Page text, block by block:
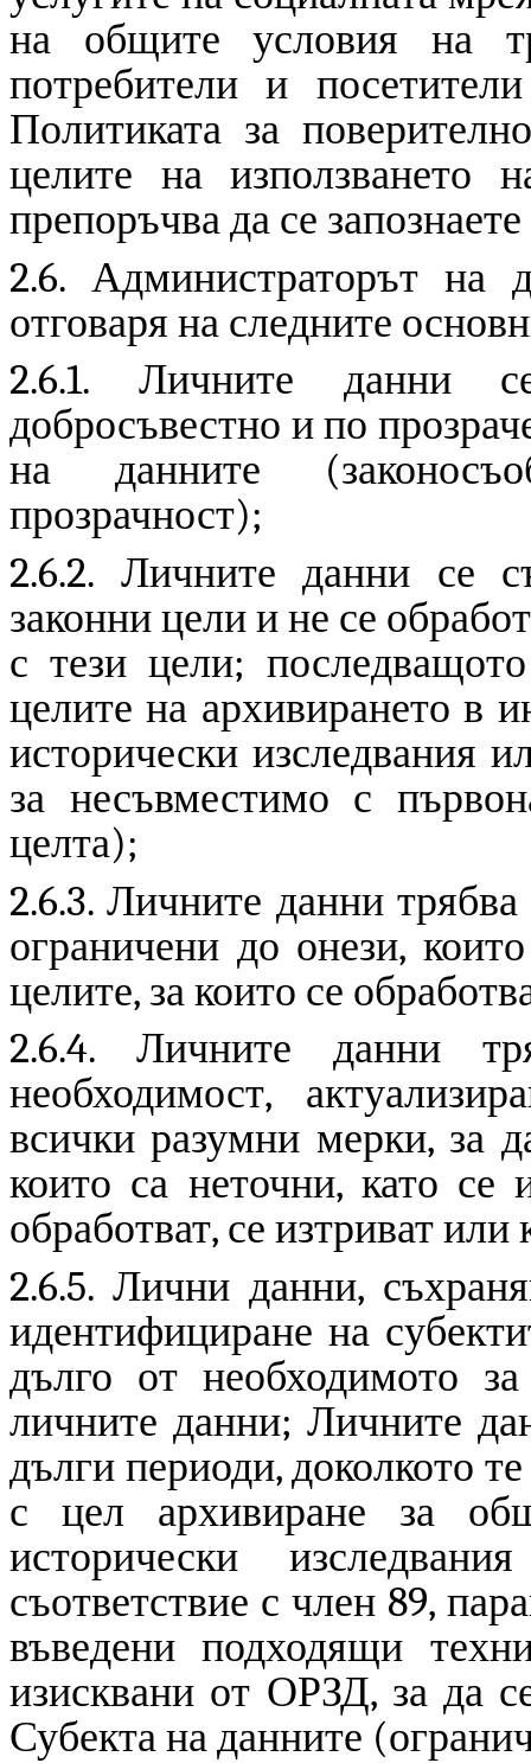
на общите условия на
потребители и
Политиката за
целите на използването
препоръчва да се
2.6. Администраторът на
отговаря на следните
2.6.1. Личните данни се
добросъвестно и по
на данните
прозрачност);
2.6.2. Личните данни се
законни цели и не се
с тези цели;
целите на архивирането в
исторически изследвания
за несъвместимо с
целта);
2.6.3. Личните данни
ограничени до онези,
целите, за които се
2.6.4. Личните данни
необходимост,
всички разумни мерки, за
които са неточни, като се
обработват, се изтриват
2.6.5. Лични данни,
идентифициране на
дълго от необходимото
личните данни; Личните
дълги периоди, доколкото
с цел архивиране за
исторически
съответствие с член 89,
въведени подходящи
изисквани от ОРЗД, за да
Субекта на данните